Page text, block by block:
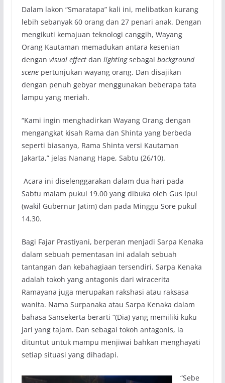
Dalam lakon “Smaratapa” kali ini, melibatkan kurang
lebih sebanyak 60 orang dan 27 penari anak. Dengan
mengikuti kemajuan teknologi canggih, Wayang
Orang Kautaman memadukan antara kesenian
dengan visual effectdan lightingsebagai background
scenepertunjukan wayang orang. Dan disajikan
dengan penuh gebyar menggunakan beberapa tata
lampu yang meriah.
“Kami ingin menghadirkan Wayang Orang dengan
mengangkat kisah Rama dan Shinta yang berbeda
seperti biasanya, Rama Shinta versi Kautaman
Jakarta,” jelas Nanang Hape, Sabtu (26/10).
Acara ini diselenggarakan dalam dua hari pada
Sabtu malam pukul 19.00 yang dibuka oleh Gus Ipul
(wakil Gubernur Jatim) dan pada Minggu Sore pukul
14.30.
Bagi Fajar Prastiyani, berperan menjadi Sarpa Kenaka
dalam sebuah pementasan ini adalah sebuah
tantangan dan kebahagiaan tersendiri. Sarpa Kenaka
adalah tokoh yang antagonis dari wiracerita
Ramayana juga merupakan rakshasi atau raksasa
wanita. Nama Surpanaka atau Sarpa Kenaka dalam
bahasa Sansekerta berarti “(Dia) yang memiliki kuku
jari yang tajam. Dan sebagai tokoh antagonis, ia
dituntut untuk mampu menjiwai bahkan menghayati
setiap situasi yang dihadapi.
“Sebe